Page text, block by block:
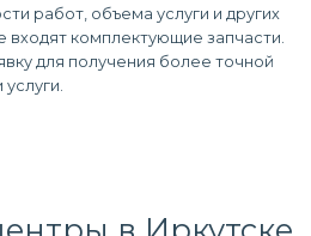
работ, объема услуги и других
входят комплектующие запчасти.
для получения более точной